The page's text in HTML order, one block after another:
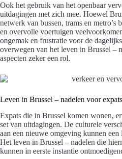
Ook het gebruik van het openbaar
uitdagingen met zich mee. Hoewel
netwerk van bussen, trams en metro’s
en overvolle voertuigen
ongemak en frustratie voor de
overwegen van het leven in Brussel –
aspecten zeker een rol.
Leven in Brussel – nadelen voor expats
Expats die in Brussel komen wonen,
set van uitdagingen. De culturele
aan een nieuwe omgeving kunnen
Het leven in Brussel – nadelen die
kunnen in eerste instantie